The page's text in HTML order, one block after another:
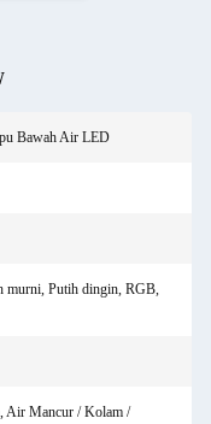
Bawah Air LED
murni, Putih dingin, RGB,
Air Mancur / Kolam /